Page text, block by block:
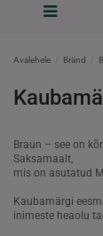
Avalehele Bränd
Braun – see on
Saksamaalt,
mis on asutatud
Kaubamärgi
inimeste heaolu